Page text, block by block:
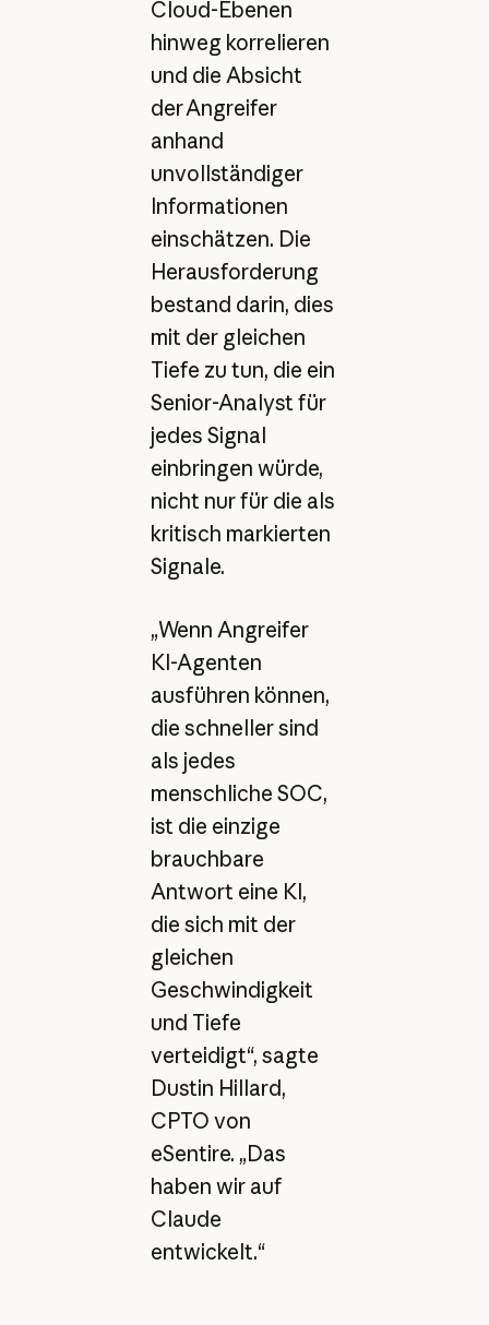
Cloud-Ebenen
hinweg korrelieren
und die Absicht
der Angreifer
anhand
unvollständiger
Informationen
einschätzen. Die
Herausforderung
bestand darin, dies
mit der gleichen
Tiefe zu tun, die ein
Senior-Analyst für
jedes Signal
einbringen würde,
nicht nur für die als
kritisch markierten
Signale.
„Wenn Angreifer
KI-Agenten
ausführen können,
die schneller sind
als jedes
menschliche SOC,
ist die einzige
brauchbare
Antwort eine KI,
die sich mit der
gleichen
Geschwindigkeit
und Tiefe
verteidigt“, sagte
Dustin Hillard,
CPTO von
eSentire. „Das
haben wir auf
Claude
entwickelt.“